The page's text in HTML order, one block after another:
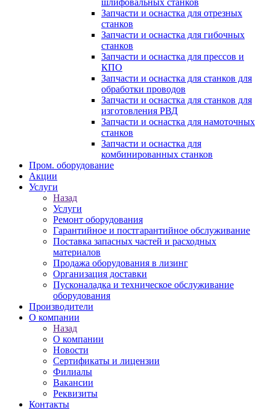
шлифовальных станков
Запчасти и оснастка для отрезных
станков
Запчасти и оснастка для гибочных
станков
Запчасти и оснастка для прессов и
КПО
Запчасти и оснастка для станков для
обработки проводов
Запчасти и оснастка для станков для
изготовления РВД
Запчасти и оснастка для намоточных
станков
Запчасти и оснастка для
комбинированных станков
Пром. оборудование
Акции
Услуги
Назад
Услуги
Ремонт оборудования
Гарантийное и постгарантийное обслуживание
Поставка запасных частей и расходных
материалов
Продажа оборудования в лизинг
Организация доставки
Пусконаладка и техническое обслуживание
оборудования
Производители
О компании
Назад
О компании
Новости
Сертификаты и лицензии
Филиалы
Вакансии
Реквизиты
Контакты